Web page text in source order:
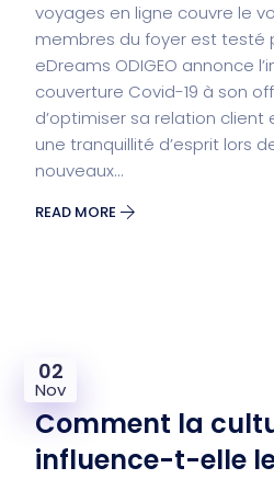
voyages en ligne couvre le
membres du foyer est testé
eDreams ODIGEO annonce
couverture Covid-19 à son
d’optimiser sa relation client
une tranquillité d’esprit lors
nouveaux...
READ MORE
02
Nov
Comment la
influence-t-elle